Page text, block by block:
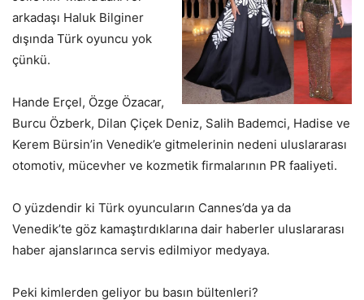
arkadaşı Haluk Bilginer
dışında Türk oyuncu yok
çünkü.
Hande Erçel, Özge Özacar,
Burcu Özberk, Dilan Çiçek Deniz, Salih Bademci, Hadise ve
Kerem Bürsin’in Venedik’e gitmelerinin nedeni uluslararası
otomotiv, mücevher ve kozmetik firmalarının PR faaliyeti.
O yüzdendir ki Türk oyuncuların Cannes’da ya da
Venedik’te göz kamaştırdıklarına dair haberler uluslararası
haber ajanslarınca servis edilmiyor medyaya.
Peki kimlerden geliyor bu basın bültenleri?